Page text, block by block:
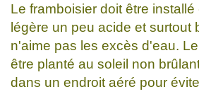
Le framboisier doit être
légère un peu acide et surtout
n'aime pas les excès d'eau.
être planté au soleil non
dans un endroit aéré pour